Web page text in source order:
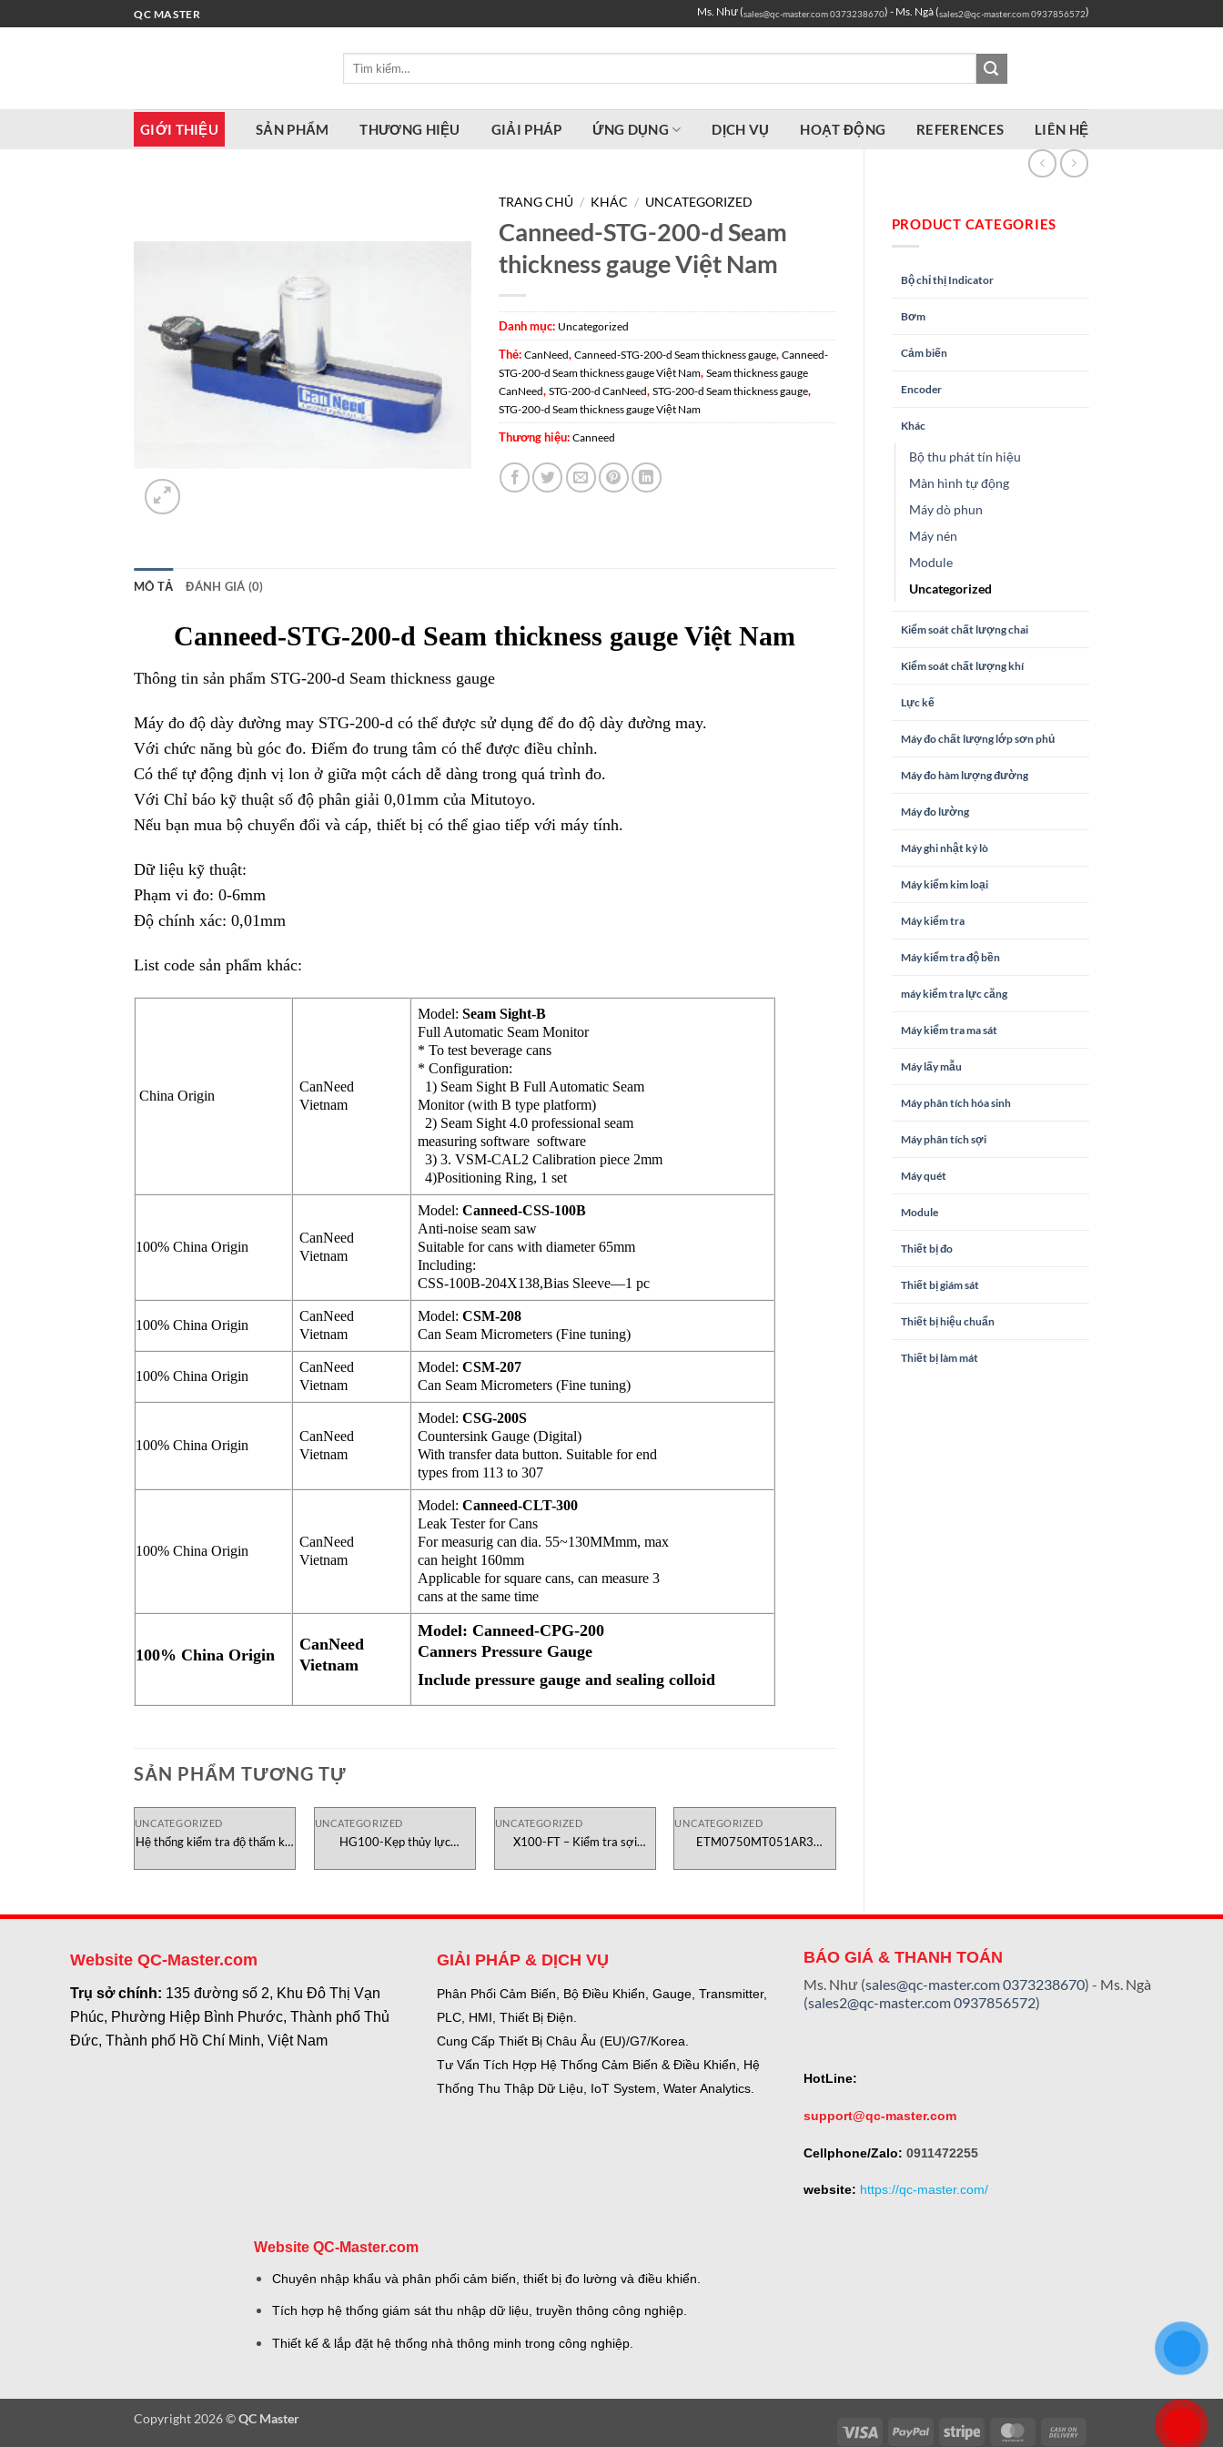
qua
QC MASTER Ms. Như (sales@qc-master.com0373238670) - Ms. Ngà (sales2@qc-master.com0937856572)
Tìm
GIỚI THIỆU SẢN PHẨM THƯƠNG HIỆU GIẢI PHÁP ỨNG DỤNG DỊCH VỤ HOẠT ĐỘNG REFERENCES LIÊN HỆ
PRODUCT CATEGORIES
Bộ chỉ thị Indicator
Bơm
Cảm biến
Encoder
Khác
Bộ thu phát tín hiệu
Màn hình tự động
Máy dò phun
Máy nén
Module
Uncategorized
Kiểm soát chất lượng chai
Kiểm soát chất lượng khí
Lực kế
Máy đo chất lượng lớp sơn phủ
Máy đo hàm lượng đường
Máy đo lường
Máy ghi nhật ký lò
Máy kiểm kim loại
Máy kiểm tra
Máy kiểm tra độ bền
máy kiểm tra lực căng
Máy kiểm tra ma sát
Máy lấy mẫu
Máy phân tích hóa sinh
Máy phân tích sợi
Máy quét
Module
Thiết bị đo
Thiết bị giám sát
Thiết bị hiệu chuẩn
Thiết bị làm mát
TRANG CHỦ / KHÁC / UNCATEGORIZED
Canneed-STG-200-d Seam
thickness gauge Việt Nam
Danh mục: Uncategorized
Thẻ: CanNeed, Canneed-STG-200-d Seam thickness gauge, Canneed-
STG-200-d Seam thickness gauge Việt Nam, Seam thickness gauge
CanNeed, STG-200-d CanNeed, STG-200-d Seam thickness gauge,
STG-200-d Seam thickness gauge Việt Nam
Thương hiệu: Canneed
MÔ TẢ ĐÁNH GIÁ (0)
Canneed-STG-200-d Seam thickness gauge Việt Nam
Thông tin sản phẩm STG-200-d Seam thickness gauge
Máy đo độ dày đường may STG-200-d có thể được sử dụng để đo độ dày đường may.
Với chức năng bù góc đo. Điểm đo trung tâm có thể được điều chỉnh.
Có thể tự động định vị lon ở giữa một cách dễ dàng trong quá trình đo.
Với Chỉ báo kỹ thuật số độ phân giải 0,01mm của Mitutoyo.
Nếu bạn mua bộ chuyển đổi và cáp, thiết bị có thể giao tiếp với máy tính.
Dữ liệu kỹ thuật:
Phạm vi đo: 0-6mm
Độ chính xác: 0,01mm
List code sản phẩm khác:
China Origin
CanNeed
Vietnam
Model:Seam Sight-B
Full Automatic Seam Monitor
* To test beverage cans
* Configuration:
1) Seam Sight B Full Automatic Seam
Monitor (with B type platform)
2) Seam Sight 4.0 professional seam
measuring software software
3) 3. VSM-CAL2 Calibration piece 2mm
4)Positioning Ring, 1 set
100% China Origin
CanNeed
Vietnam
Model:Canneed-CSS-100B
Anti-noise seam saw
Suitable for cans with diameter 65mm
Including:
CSS-100B-204X138,Bias Sleeve—1 pc
100% China Origin
CanNeed
Vietnam
Model:CSM-208
Can Seam Micrometers (Fine tuning)
100% China Origin
CanNeed
Vietnam
Model:CSM-207
Can Seam Micrometers (Fine tuning)
100% China Origin
CanNeed
Vietnam
Model:CSG-200S
Countersink Gauge (Digital)
With transfer data button. Suitable for end
types from 113 to 307
100% China Origin
CanNeed
Vietnam
Model:Canneed-CLT-300
Leak Tester for Cans
For measurig can dia. 55~130MMmm, max
can height 160mm
Applicable for square cans, can measure 3
cans at the same time
100% China Origin
CanNeed
Vietnam
Model:Canneed-CPG-200
Canners Pressure Gauge
Include pressure gauge and sealing colloid
SẢN PHẨM TƯƠNG TỰ
UNCATEGORIZED
Hệ thống kiểm tra độ thấm khí
UNCATEGORIZED
HG100-Kẹp thủy lực
UNCATEGORIZED
X100-FT – Kiểm tra sợi
UNCATEGORIZED
ETM0750MT051AR3
vietnam
Website QC-Master.com
Trụ sở chính: 135 đường số 2, Khu Đô Thị Vạn
Phúc, Phường Hiệp Bình Phước, Thành phố Thủ
Đức, Thành phố Hồ Chí Minh, Việt Nam
GIẢI PHÁP & DỊCH VỤ
Phân Phối Cảm Biến, Bộ Điều Khiển, Gauge, Transmitter,
PLC, HMI, Thiết Bị Điện.
Cung Cấp Thiết Bị Châu Âu (EU)/G7/Korea.
Tư Vấn Tích Hợp Hệ Thống Cảm Biến & Điều Khiển, Hệ
Thống Thu Thập Dữ Liệu, IoT System, Water Analytics.
BÁO GIÁ & THANH TOÁN
Ms. Như (sales@qc-master.com0373238670) - Ms. Ngà
(sales2@qc-master.com0937856572)
HotLine:
support@qc-master.com
Cellphone/Zalo: 0911472255
website: https://qc-master.com/
Website QC-Master.com
Chuyên nhập khẩu và phân phối cảm biến, thiết bị đo lường và điều khiển.
Tích hợp hệ thống giám sát thu nhập dữ liệu, truyền thông công nghiệp.
Thiết kế & lắp đặt hệ thống nhà thông minh trong công nghiệp.
Visa PayPal Stripe MasterCard
Copyright 2026 ©QC Master